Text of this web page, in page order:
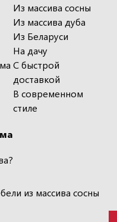
Из массива сосны
Из массива дуба
Из Беларуси
На дачу
С быстрой
доставкой
В современном
стиле
из массива сосны